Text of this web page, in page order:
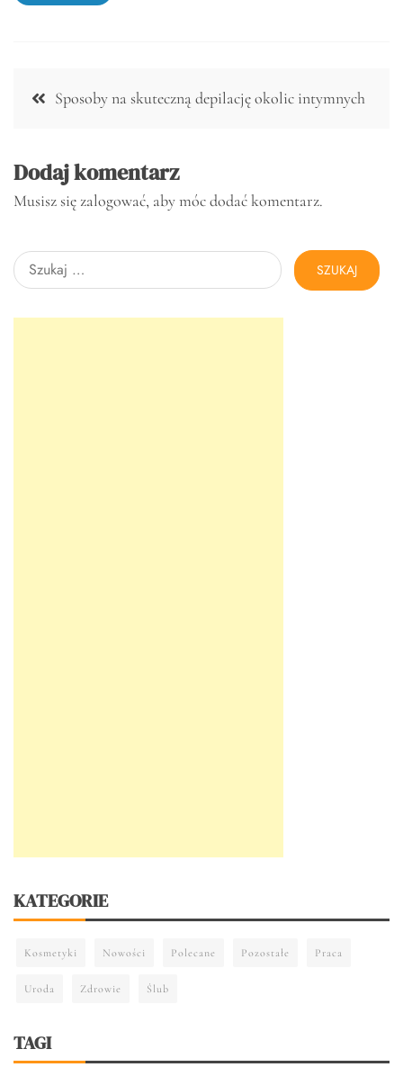
Nawigacja
Sposoby na skuteczną depilację okolic intymnych
Dodaj komentarz
Musisz sięzalogować, aby móc dodać komentarz.
Szukaj:
KATEGORIE
Kosmetyki Nowości Polecane Pozostałe Praca
Uroda Zdrowie Ślub
TAGI